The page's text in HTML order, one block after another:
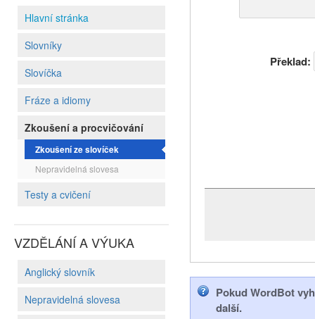
Hlavní stránka
Slovníky
Slovíčka
Fráze a idiomy
Zkoušení a procvičování
Zkoušení ze slovíček
Nepravidelná slovesa
Testy a cvičení
VZDĚLÁNÍ A VÝUKA
Anglický slovník
Nepravidelná slovesa
Překlad:
Pokud WordBot
další.